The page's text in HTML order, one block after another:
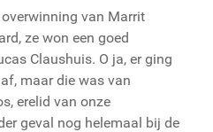
van Marrit
ze won een goed
Claushuis. O ja, er ging
maar die was van
erelid van onze
geval nog helemaal bij de